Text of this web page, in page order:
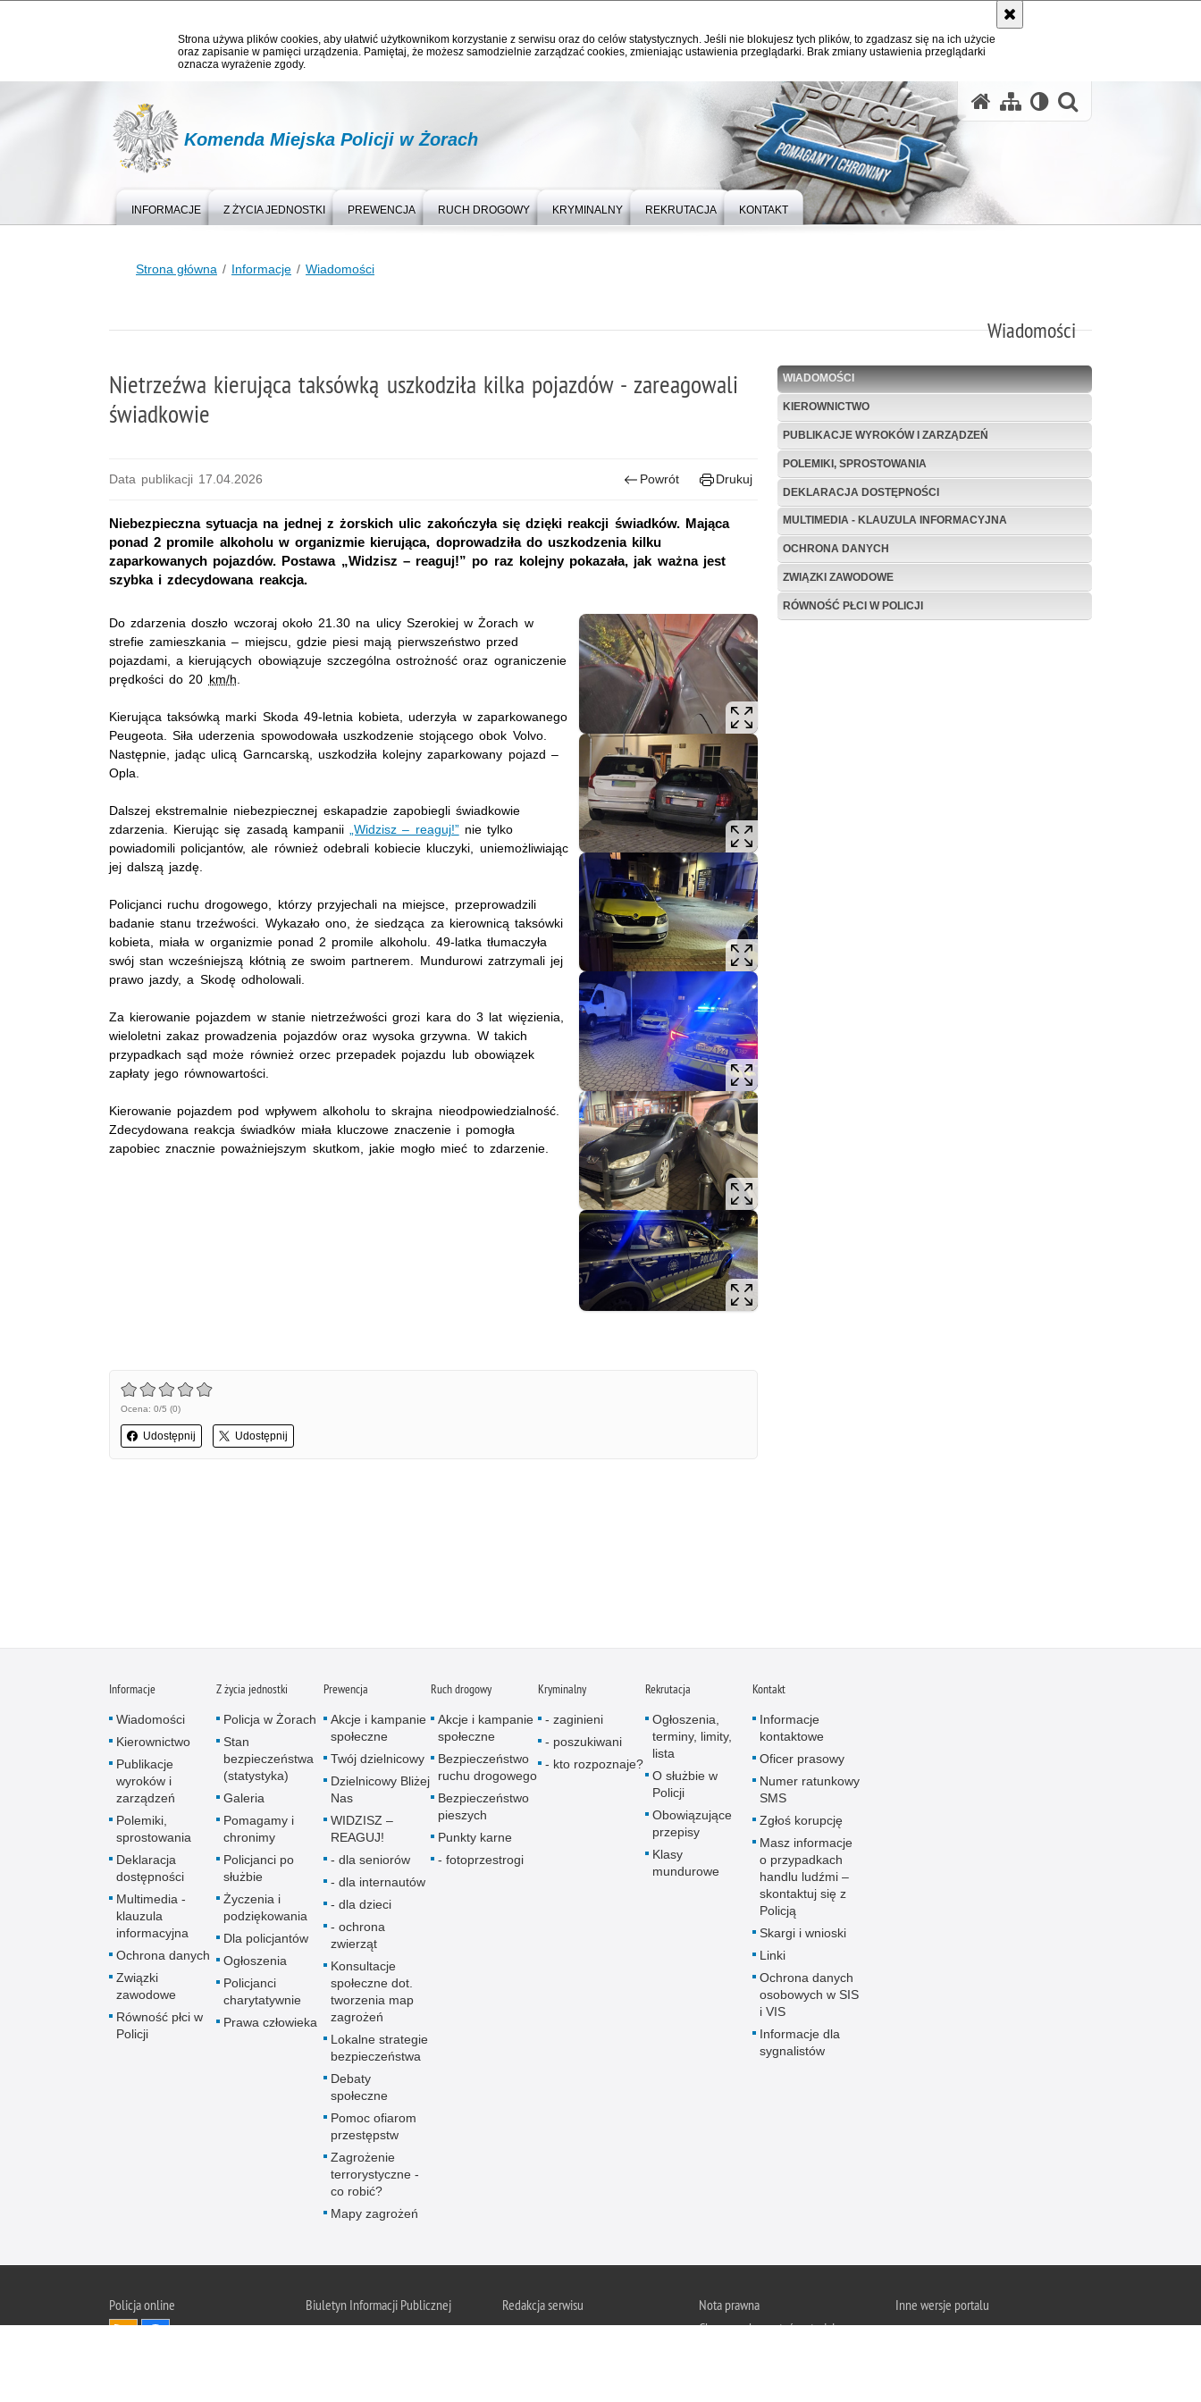
Strona używa plików cookies, aby ułatwić użytkownikom korzystanie z serwisu oraz do celów statystycznych. Jeśli nie blokujesz tych plików, to zgadzasz się na ich użycie
oraz zapisanie w pamięci urządzenia. Pamiętaj, że możesz samodzielnie zarządzać cookies, zmieniając ustawienia przeglądarki. Brak zmiany ustawienia przeglądarki
oznacza wyrażenie zgody.
Komenda Miejska Policji w Żorach
INFORMACJE Z ŻYCIA JEDNOSTKI PREWENCJA RUCH DROGOWY KRYMINALNY REKRUTACJA KONTAKT
Strona główna Informacje Wiadomości
Wiadomości
Nietrzeźwa kierująca taksówką uszkodziła kilka pojazdów - zareagowali
świadkowie
Data publikacji 17.04.2026 Powrót Drukuj
Niebezpieczna sytuacja na jednej z żorskich ulic zakończyła się dzięki reakcji świadków. Mająca
ponad 2 promile alkoholu w organizmie kierująca, doprowadziła do uszkodzenia kilku
zaparkowanych pojazdów. Postawa „Widzisz – reaguj!” po raz kolejny pokazała, jak ważna jest
szybka i zdecydowana reakcja.
Do zdarzenia doszło wczoraj około 21.30 na ulicy Szerokiej w Żorach w
strefie zamieszkania – miejscu, gdzie piesi mają pierwszeństwo przed
pojazdami, a kierujących obowiązuje szczególna ostrożność oraz ograniczenie
prędkości do 20 km/h.
Kierująca taksówką marki Skoda 49-letnia kobieta, uderzyła w zaparkowanego
Peugeota. Siła uderzenia spowodowała uszkodzenie stojącego obok Volvo.
Następnie, jadąc ulicą Garncarską, uszkodziła kolejny zaparkowany pojazd –
Opla.
Dalszej ekstremalnie niebezpiecznej eskapadzie zapobiegli świadkowie
zdarzenia. Kierując się zasadą kampanii„Widzisz – reaguj!”nie tylko
powiadomili policjantów, ale również odebrali kobiecie kluczyki, uniemożliwiając
jej dalszą jazdę.
Policjanci ruchu drogowego, którzy przyjechali na miejsce, przeprowadzili
badanie stanu trzeźwości. Wykazało ono, że siedząca za kierownicą taksówki
kobieta, miała w organizmie ponad 2 promile alkoholu. 49-latka tłumaczyła
swój stan wcześniejszą kłótnią ze swoim partnerem. Mundurowi zatrzymali jej
prawo jazdy, a Skodę odholowali.
Za kierowanie pojazdem w stanie nietrzeźwości grozi kara do 3 lat więzienia,
wieloletni zakaz prowadzenia pojazdów oraz wysoka grzywna. W takich
przypadkach sąd może również orzec przepadek pojazdu lub obowiązek
zapłaty jego równowartości.
Kierowanie pojazdem pod wpływem alkoholu to skrajna nieodpowiedzialność.
Zdecydowana reakcja świadków miała kluczowe znaczenie i pomogła
zapobiec znacznie poważniejszym skutkom, jakie mogło mieć to zdarzenie.
Ocena: 0/5 (0)
Udostępnij Udostępnij
WIADOMOŚCI
KIEROWNICTWO
PUBLIKACJE WYROKÓW I ZARZĄDZEŃ
POLEMIKI, SPROSTOWANIA
DEKLARACJA DOSTĘPNOŚCI
MULTIMEDIA - KLAUZULA INFORMACYJNA
OCHRONA DANYCH
ZWIĄZKI ZAWODOWE
RÓWNOŚĆ PŁCI W POLICJI
Informacje
Wiadomości
Kierownictwo
Publikacje
wyroków i
zarządzeń
Polemiki,
sprostowania
Deklaracja
dostępności
Multimedia -
klauzula
informacyjna
Ochrona danych
Związki
zawodowe
Równość płci w
Policji
Z życia jednostki
Policja w Żorach
Stan
bezpieczeństwa
(statystyka)
Galeria
Pomagamy i
chronimy
Policjanci po
służbie
Życzenia i
podziękowania
Dla policjantów
Ogłoszenia
Policjanci
charytatywnie
Prawa człowieka
Prewencja
Akcje i kampanie
społeczne
Twój dzielnicowy
Dzielnicowy Bliżej
Nas
WIDZISZ –
REAGUJ!
- dla senio­rów
- dla internautów
- dla dzieci
- ochrona
zwierząt
Konsultacje
społeczne dot.
tworzenia map
zagrożeń
Lokalne strategie
bezpieczeństwa
Debaty
społeczne
Pomoc ofiarom
przestępstw
Zagrożenie
terrorystyczne -
co robić?
Mapy zagrożeń
Ruch drogowy
Akcje i kampanie
społeczne
Bezpieczeństwo
ruchu drogowego
Bezpieczeństwo
pieszych
Punkty karne
- fotoprzestrogi
Kryminalny
- zaginieni
- poszukiwani
- kto rozpoznaje?
Rekrutacja
Ogłoszenia,
terminy, limity,
lista
O służbie w
Policji
Obowiązujące
przepisy
Klasy
mundurowe
Kontakt
Informacje
kontaktowe
Oficer prasowy
Numer ratunkowy
SMS
Zgłoś korupcję
Masz informacje
o przypadkach
handlu ludźmi –
skontaktuj się z
Policją
Skargi i wnioski
Linki
Ochrona danych
osobowych w SIS
i VIS
Informacje dla
sygnalistów
Policja online
Biuletyn Informacji Publicznej
Redakcja serwisu
Nota prawna
Chcesz wykorzystać materiał
Inne wersje portalu